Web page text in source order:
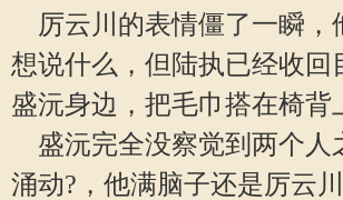
厉云川的表情僵了一瞬，
想说什么，但陆执已经收回
盛沅身边，把毛巾搭在椅背
盛沅完全没察觉到两个人
涌动?，他满脑子还是厉云